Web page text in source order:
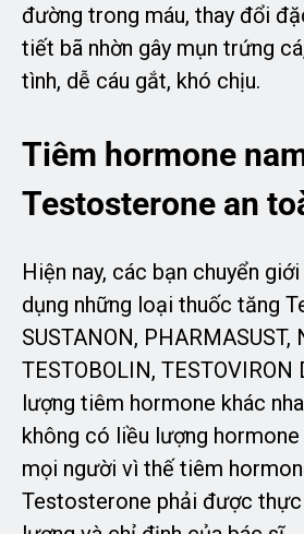
đường trong máu, thay đổi
tiết bã nhờn gây mụn trứng
tình, dễ cáu gắt, khó chịu.
Tiêm hormone
Testosterone an
Hiện nay, các bạn chuyển
dụng những loại thuốc tăng
SUSTANON, PHARMASUST,
TESTOBOLIN, TESTOVIRON
lượng tiêm hormone khác
không có liều lượng
mọi người vì thế tiêm
Testosterone phải được thực